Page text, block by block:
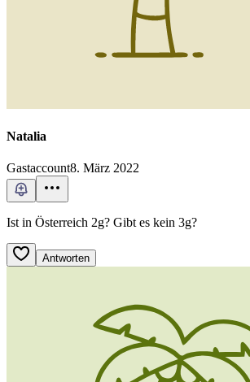
Natalia
Gastaccount8. März 2022
Ist in Österreich 2g? Gibt es kein 3g?
Antworten